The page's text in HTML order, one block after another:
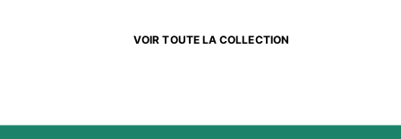
VOIR TOUTE LA COLLECTION